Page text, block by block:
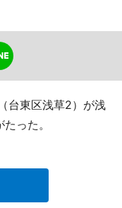
台東区浅草2）が浅
った。